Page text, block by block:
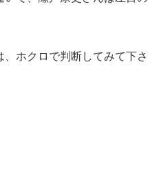
ホクロで判断してみて下さ